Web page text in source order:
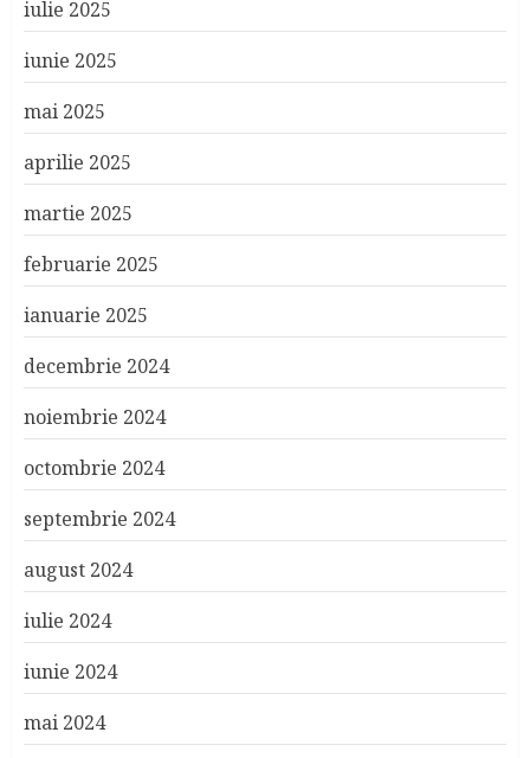
iulie 2025
iunie 2025
mai 2025
aprilie 2025
martie 2025
februarie 2025
ianuarie 2025
decembrie 2024
noiembrie 2024
octombrie 2024
septembrie 2024
august 2024
iulie 2024
iunie 2024
mai 2024